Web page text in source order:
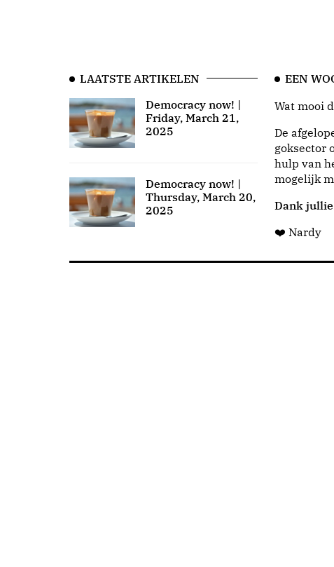
LAATSTE ARTIKELEN
Democracy now! |
Friday, March 21,
2025
Democracy now! |
Thursday, March 20,
2025
EEN
Wat mooi
De
goksector
hulp van
mogelijk
Dank
❤️ Nardy